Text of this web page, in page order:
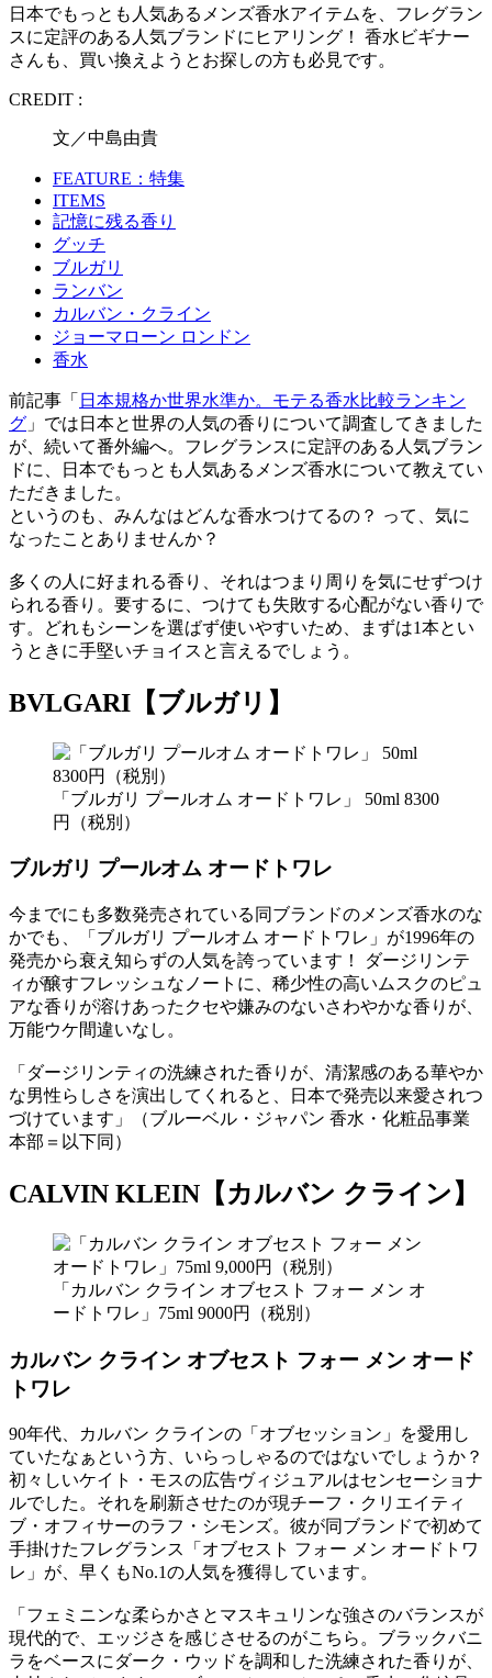
日本でもっとも人気あるメンズ香水アイテムを、フレグラン
スに定評のある人気ブランドにヒアリング！ 香水ビギナー
さんも、買い換えようとお探しの方も必見です。
CREDIT :
文／中島由貴
FEATURE：特集
ITEMS
記憶に残る香り
グッチ
ブルガリ
ランバン
カルバン・クライン
ジョーマローン ロンドン
香水
前記事「 日本規格か世界水準か。モテる香水比較ランキン
グ 」では日本と世界の人気の香りについて調査してきました
が、続いて番外編へ。フレグランスに定評のある人気ブラン
ドに、日本でもっとも人気あるメンズ香水について教えてい
ただきました。
というのも、みんなはどんな香水つけてるの？ って、気に
なったことありませんか？
多くの人に好まれる香り、それはつまり周りを気にせずつけ
られる香り。要するに、つけても失敗する心配がない香りで
す。どれもシーンを選ばず使いやすいため、まずは1本とい
うときに手堅いチョイスと言えるでしょう。
BVLGARI【ブルガリ】
「ブルガリ プールオム オードトワレ」 50ml 8300
円（税別）
ブルガリ プールオム オードトワレ
今までにも多数発売されている同ブランドのメンズ香水のな
かでも、「ブルガリ プールオム オードトワレ」が1996年の
発売から衰え知らずの人気を誇っています！ ダージリンテ
ィが醸すフレッシュなノートに、稀少性の高いムスクのピュ
アな香りが溶けあったクセや嫌みのないさわやかな香りが、
万能ウケ間違いなし。
「ダージリンティの洗練された香りが、清潔感のある華やか
な男性らしさを演出してくれると、日本で発売以来愛されつ
づけています」（ブルーベル・ジャパン 香水・化粧品事業
本部＝以下同）
CALVIN KLEIN【カルバン クライン】
「カルバン クライン オブセスト フォー メン オ
ードトワレ」75ml 9000円（税別）
カルバン クライン オブセスト フォー メン オード
トワレ
90年代、カルバン クラインの「オブセッション」を愛用し
ていたなぁという方、いらっしゃるのではないでしょうか？
初々しいケイト・モスの広告ヴィジュアルはセンセーショナ
ルでした。それを刷新させたのが現チーフ・クリエイティ
ブ・オフィサーのラフ・シモンズ。彼が同ブランドで初めて
手掛けたフレグランス「オブセスト フォー メン オードトワ
レ」が、早くもNo.1の人気を獲得しています。
「フェミニンな柔らかさとマスキュリンな強さのバランスが
現代的で、エッジさを感じさせるのがこちら。ブラックバニ
ラをベースにダーク・ウッドを調和した洗練された香りが、